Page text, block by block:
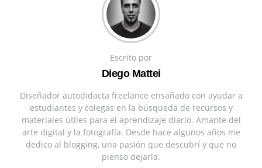
Escrito por
Diego Mattei
Diseñador autodidacta freelance ensañado con ayudar a
estudiantes y colegas en la búsqueda de recursos y
materiales útiles para el aprendizaje diario. Amante del
arte digital y la fotografía. Desde hace algunos años me
dedico al blogging, una pasión que descubrí y que no
pienso dejarla.